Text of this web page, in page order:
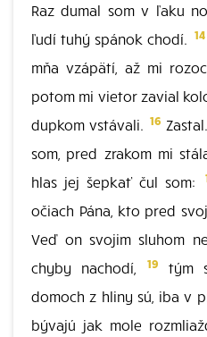
Raz dumal som v ľaku
ľudí tuhý spánok chodí. 14
mňa vzápätí, až mi
potom mi vietor zavial
dupkom vstávali. 16
som, pred zrakom mi
hlas jej šepkať čul som:
očiach Pána, kto pred
Veď on svojim sluhom
chyby nachodí,
19
tým
domoch z hliny sú, iba v
bývajú jak mole